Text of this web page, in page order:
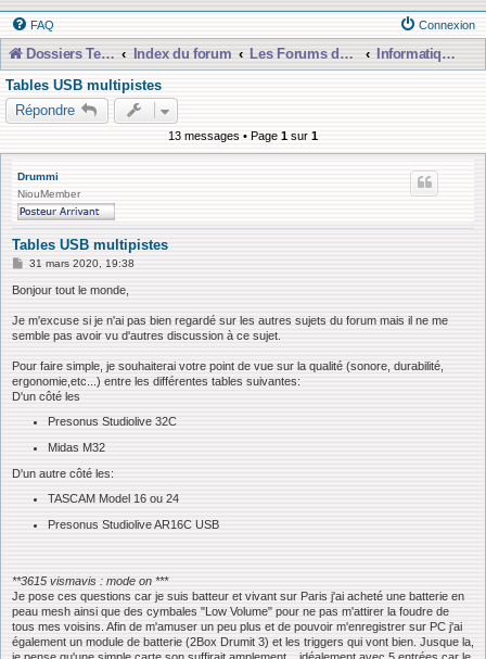
FAQ Connexion
Dossiers Techniques Index du forum Les Forums de Discussions
Informatique, Consoles Numériques et MAO
Tables USB multipistes
Répondre
13 messages • Page 1 sur 1
Drummi
NiouMember
Tables USB multipistes
M
s
g
e
31 mars 2020, 19:38
Bonjour tout le monde,
Je m'excuse si je n'ai pas bien regardé sur les autres sujets du forum mais il ne me
semble pas avoir vu d'autres discussion à ce sujet.
Pour faire simple, je souhaiterai votre point de vue sur la qualité (sonore, durabilité,
ergonomie,etc...) entre les différentes tables suivantes:
D'un côté les
Presonus Studiolive 32C
Midas M32
D'un autre côté les:
TASCAM Model 16 ou 24
Presonus Studiolive AR16C USB
**3615 vismavis : mode on ***
Je pose ces questions car je suis batteur et vivant sur Paris j'ai acheté une batterie en
peau mesh ainsi que des cymbales "Low Volume" pour ne pas m'attirer la foudre de
tous mes voisins. Afin de m'amuser un peu plus et de pouvoir m'enregistrer sur PC j'ai
également un module de batterie (2Box Drumit 3) et les triggers qui vont bien. Jusque la,
je pense qu'une simple carte son suffirait amplement... idéalement avec 5 entrées car le